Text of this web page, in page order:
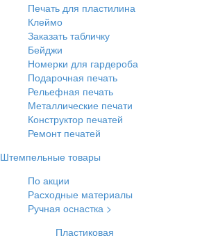
Печать для пластилина
Клеймо
Заказать табличку
Бейджи
Номерки для гардероба
Подарочная печать
Рельефная печать
Металлические печати
Конструктор печатей
Ремонт печатей
Штемпельные товары
По акции
Расходные материалы
Ручная оснастка >
Пластиковая